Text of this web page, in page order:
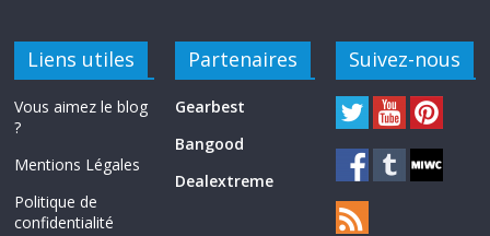
Liens utiles
Vous aimez le blog
?
Mentions Légales
Politique de
confidentialité
Partenaires
Gearbest
Bangood
Dealextreme
Suivez-nous